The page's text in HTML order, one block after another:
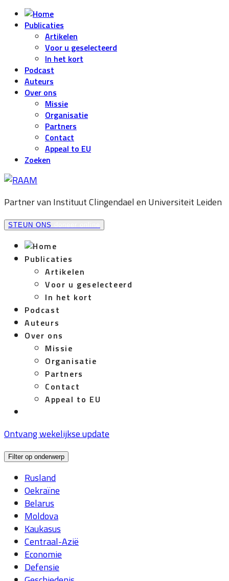
Publicaties
Artikelen
Voor u geselecteerd
In het kort
Podcast
Auteurs
Over ons
Missie
Organisatie
Partners
Contact
Appeal to EU
Zoeken
Partner van Instituut Clingendael en Universiteit Leiden
STEUN ONS
Publicaties
Artikelen
Voor u geselecteerd
In het kort
Podcast
Auteurs
Over ons
Missie
Organisatie
Partners
Contact
Appeal to EU
Ontvang wekelijkse update
Filter op onderwerp
Rusland
Oekraïne
Belarus
Moldova
Kaukasus
Centraal-Azië
Economie
Defensie